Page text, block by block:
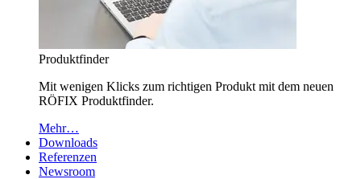
Produktfinder
Mit wenigen Klicks zum richtigen Produkt mit dem neuen
RÖFIX Produktfinder.
Mehr…
Downloads
Referenzen
Newsroom